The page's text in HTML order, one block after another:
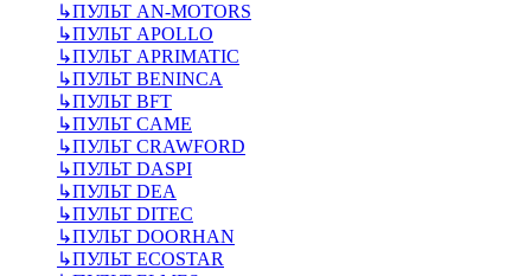
↳ПУЛЬТ AN-MOTORS
↳ПУЛЬТ APOLLO
↳ПУЛЬТ APRIMATIC
↳ПУЛЬТ BENINCA
↳ПУЛЬТ BFT
↳ПУЛЬТ CAME
↳ПУЛЬТ CRAWFORD
↳ПУЛЬТ DASPI
↳ПУЛЬТ DEA
↳ПУЛЬТ DITEC
↳ПУЛЬТ DOORHAN
↳ПУЛЬТ ECOSTAR